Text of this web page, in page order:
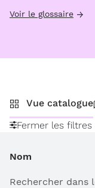
Voir le glossaire
Vue catalogue
Fermer les filtres
Nom